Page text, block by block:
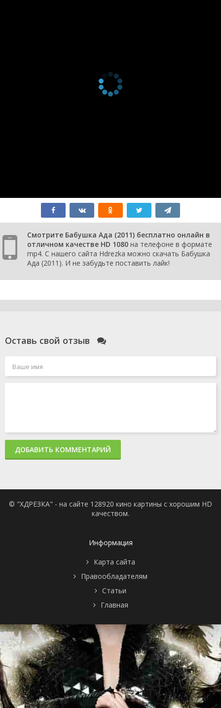
Смотрите Бабушка Ада (2011) бесплатно онлайн в
отличном качестве HD 1080 на телефоне в формате
mp4. С нашего сайта Hdrezka можно скачать Бабушка
Ада (2011). И не забудьте поставить лайк!
Оставь свой отзыв
ДОБАВИТЬ КОММЕНТАРИЙ
© "ХДРЕЗКА" - на сайте 128920 кино картины с хорошим HD
качеством.
Информация
Карта сайта
Правообладателям
Статьи
Главная